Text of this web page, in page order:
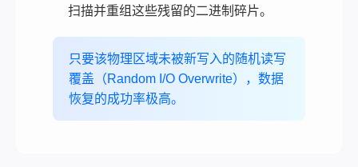
扫描并重组这些残留的二进制碎片。
只要该物理区域未被新写入的随机读写
覆盖（Random I/O Overwrite），数据
恢复的成功率极高。